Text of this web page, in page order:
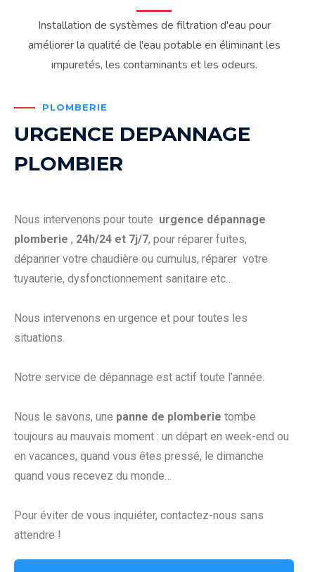
Installation de systèmes de filtration d'eau pour
améliorer la qualité de l'eau potable en éliminant les
impuretés, les contaminants et les odeurs.
PLOMBERIE
URGENCE DEPANNAGE
PLOMBIER
Nous intervenons pour toute urgence dépannage
plomberie , 24h/24 et 7j/7, pour réparer fuites,
dépanner votre chaudière ou cumulus, réparer votre
tuyauterie, dysfonctionnement sanitaire etc…
Nous intervenons en urgence et pour toutes les
situations.
Notre service de dépannage est actif toute l’année.
Nous le savons, une panne de plomberie tombe
toujours au mauvais moment : un départ en week-end ou
en vacances, quand vous êtes pressé, le dimanche
quand vous recevez du monde…
Pour éviter de vous inquiéter, contactez-nous sans
attendre !